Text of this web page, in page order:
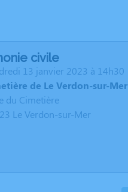
civile
13 janvier 2023 à 14h30
de Le Verdon-sur-Mer
du Cimetière
Le Verdon-sur-Mer